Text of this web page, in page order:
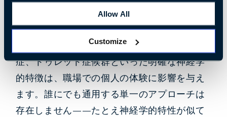
Allow All
Customize
自閉症、失読症、ADHD、算数障害、運動失調
症、トゥレット症候群といった明確な神経学
的特徴は、職場での個人の体験に影響を与え
ます。誰にでも通用する単一のアプローチは
存在しません——たとえ神経学的特性が似て